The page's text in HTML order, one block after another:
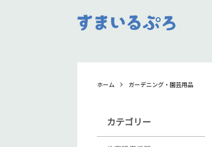
ホーム ガーデニング・園芸用品
カテゴリー